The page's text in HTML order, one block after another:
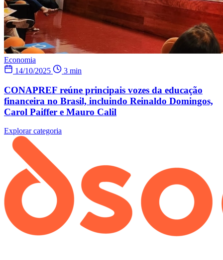
Economia
14/10/2025
3 min
CONAPREF reúne principais vozes da educação
financeira no Brasil, incluindo Reinaldo Domingos,
Carol Paiffer e Mauro Calil
Explorar categoria